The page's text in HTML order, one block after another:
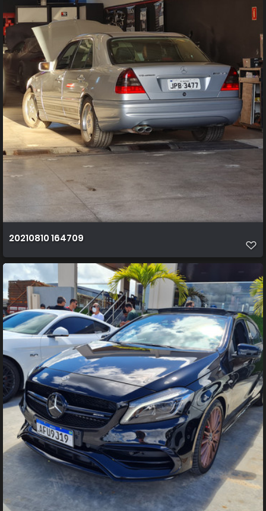
20210810 164709